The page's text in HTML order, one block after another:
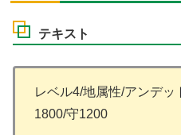
テキスト
レベル4/地属性/アンデ
1800/守1200